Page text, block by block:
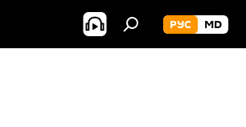
РУС MD